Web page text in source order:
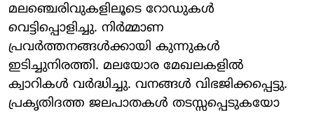
മലഞ്ചെരിവുകളിലൂടെ റോഡുകൾ
വെട്ടിപ്പൊളിച്ചു. നിർമ്മാണ
പ്രവർത്തനങ്ങൾക്കായി കുന്നുകൾ
ഇടിച്ചുനിരത്തി. മലയോര മേഖലകളിൽ
ക്വാറികൾ വർദ്ധിച്ചു. വനങ്ങൾ വിഭജിക്കപ്പെട്ടു.
പ്രകൃതിദത്ത ജലപാതകൾ തടസ്സപ്പെടുകയോ